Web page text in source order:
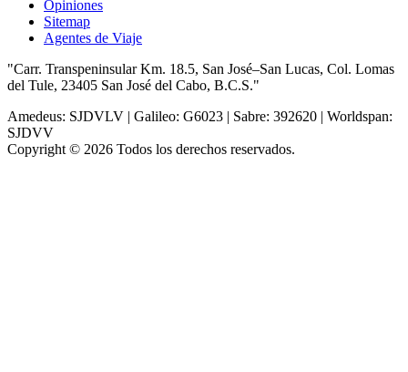
Opiniones
Sitemap
Agentes de Viaje
"Carr. Transpeninsular Km. 18.5, San José–San Lucas, Col. Lomas
del Tule, 23405 San José del Cabo, B.C.S."
Amedeus: SJDVLV | Galileo: G6023 | Sabre: 392620 | Worldspan:
SJDVV
Copyright © 2026 Todos los derechos reservados.